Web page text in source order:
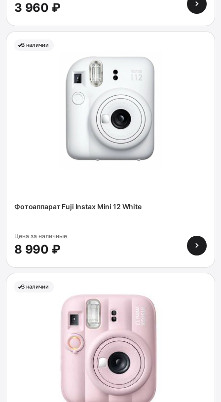
3 960 ₽
В наличии
Фотоаппарат Fuji Instax Mini 12 White
Цена за наличные
8 990 ₽
В наличии